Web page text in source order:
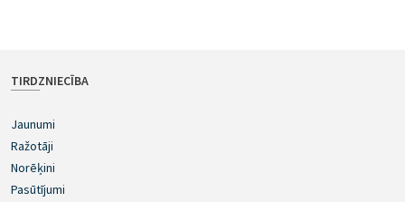
TIRDZNIECĪBA
Jaunumi
Ražotāji
Norēķini
Pasūtījumi